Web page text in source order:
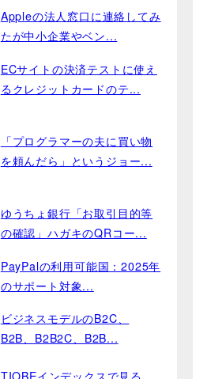
Appleの法人窓口に連絡してみ
たが中小企業やベン...
ECサイトの決済テストに使え
るクレジットカードのテ...
「プログラマーの夫に買い物
を頼んだら」というジョー...
ゆうちょ銀行「お取引目的等
の確認」ハガキのQRコー...
PayPalの利用可能国：2025年
のサポート対象...
ビジネスモデルのB2C、
B2B、B2B2C、B2B...
TIOBEインデックスで見る